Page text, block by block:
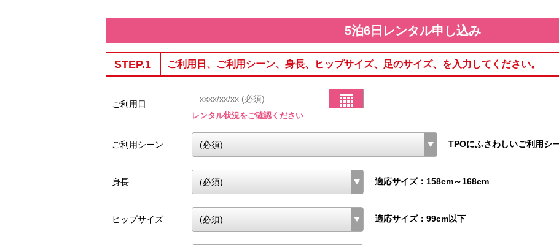
5泊6日レンタル申し込み
STEP.1 ご利用日、ご利用シーン、身長、ヒップサイズ、足のサイズ、を入力してください。
ご利用日
レンタル状況をご確認ください
ご利用シーン TPOにふさわしいご利用シ
身長 適応サイズ：158cm～168cm
ヒップサイズ 適応サイズ：99cm以下